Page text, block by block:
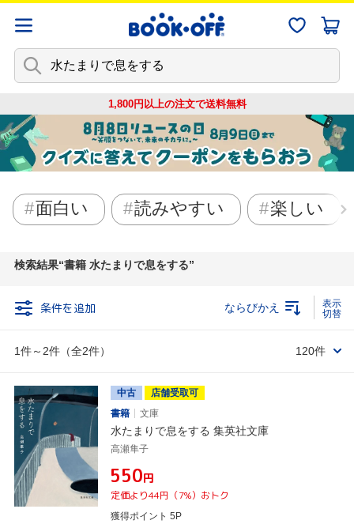
1,800円以上の注文で送料無料
面白い 読みやすい 楽しい
検索結果 書籍 水たまりで息をする
条件を追加
1件～2件（全2件）
ならびかえ
120件
中古
店舗受取可
書籍
文庫
水たまりで息をする 集英社文庫
高瀬隼子
¥550円
定価より44円（7%）おトク
獲得ポイント 5P